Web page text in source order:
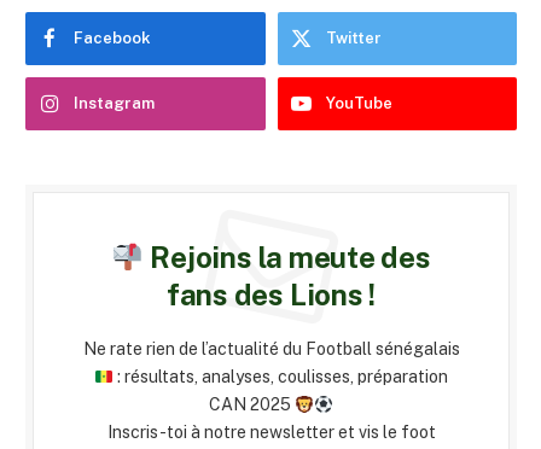
Facebook Twitter
Instagram YouTube
Rejoins la meute des
fans des Lions !
Ne rate rien de l’actualité du Football sénégalais
: résultats, analyses, coulisses, préparation
CAN 2025
Inscris-toi à notre newsletter et vis le foot